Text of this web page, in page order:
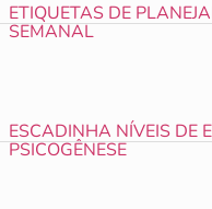
ETIQUETAS DE
SEMANAL
ESCADINHA NÍVEIS DE
PSICOGÊNESE